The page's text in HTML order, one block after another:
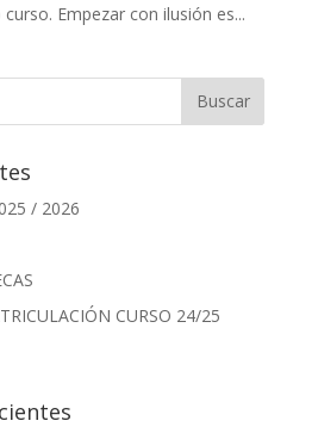
Empezar con ilusión es...
/ 2026
CURSO 24/25